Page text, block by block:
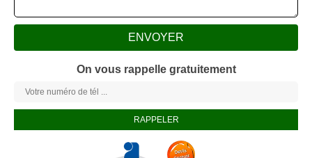
On vous rappelle gratuitement